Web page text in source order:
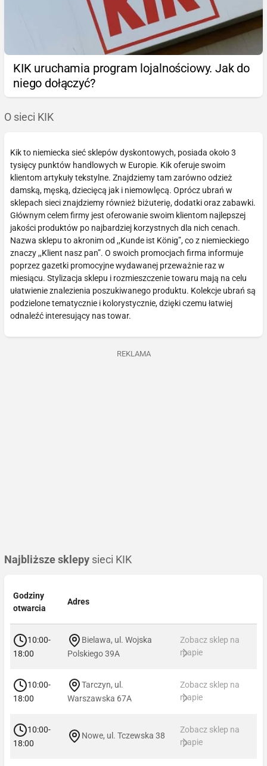
KIK uruchamia program lojalnościowy. Jak do
niego dołączyć?
O sieci KIK
Kik to niemiecka sieć sklepów dyskontowych, posiada około 3
tysięcy punktów handlowych w Europie. Kik oferuje swoim
klientom artykuły tekstylne. Znajdziemy tam zarówno odzież
damską, męską, dziecięcą jak i niemowlęcą. Oprócz ubrań w
sklepach sieci znajdziemy również biżuterię, dodatki oraz zabawki.
Głównym celem firmy jest oferowanie swoim klientom najlepszej
jakości produktów po najbardziej korzystnych dla nich cenach.
Nazwa sklepu to akronim od ,,Kunde ist König”, co z niemieckiego
znaczy ,,Klient nasz pan”. O swoich promocjach firma informuje
poprzez gazetki promocyjne wydawanej przeważnie raz w
miesiącu. Stylizacja sklepu i rozmieszczenie towaru mają na celu
ułatwienie znalezienia poszukiwanego produktu. Kolekcje ubrań są
podzielone tematycznie i kolorystycznie, dzięki czemu łatwiej
odnaleźć interesujący nas towar.
REKLAMA
Najbliższe sklepy sieci KIK
Godziny
otwarcia
Adres
10:00-
18:00
Bielawa, ul. Wojska
Polskiego 39A
Zobacz sklep na
mapie
10:00-
18:00
Tarczyn, ul.
Warszawska 67A
Zobacz sklep na
mapie
10:00-
18:00
Nowe, ul. Tczewska 38
Zobacz sklep na
mapie